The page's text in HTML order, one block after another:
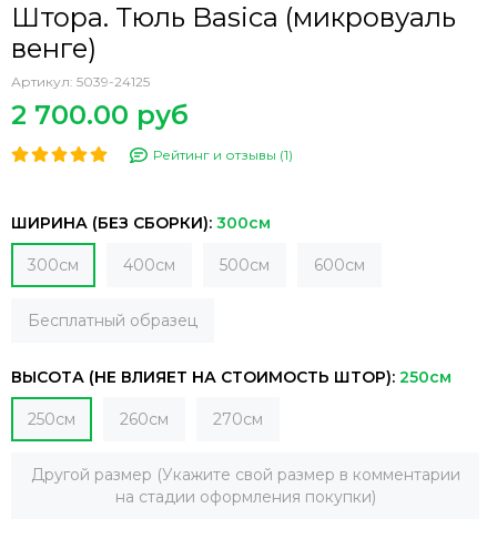
Штора. Тюль Basica (микровуаль
венге)
Артикул: 5039-24125
2 700.00 руб
Рейтинг и отзывы (1)
ШИРИНА (БЕЗ СБОРКИ): 300см
300см 400см 500см 600см
Бесплатный образец
ВЫСОТА (НЕ ВЛИЯЕТ НА СТОИМОСТЬ ШТОР): 250см
250см 260см 270см
Другой размер (Укажите свой размер в комментарии
на стадии оформления покупки)